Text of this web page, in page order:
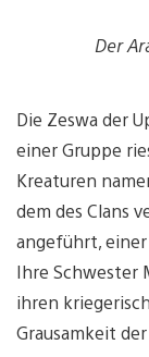
Der
Die Zeswa der
einer Gruppe
Kreaturen
dem des Clans
angeführt,
Ihre Schwester
ihren
Grausamkeit